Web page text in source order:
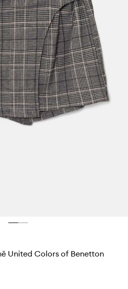
United Colors of Benetton